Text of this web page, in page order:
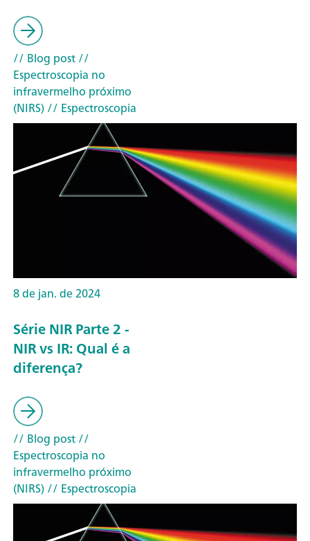
// Blog post//
Espectroscopia no
infravermelho próximo
(NIRS)// Espectroscopia
8 de jan. de 2024
Série NIR Parte 2 -
NIR vs IR: Qual é a
diferença?
// Blog post//
Espectroscopia no
infravermelho próximo
(NIRS)// Espectroscopia